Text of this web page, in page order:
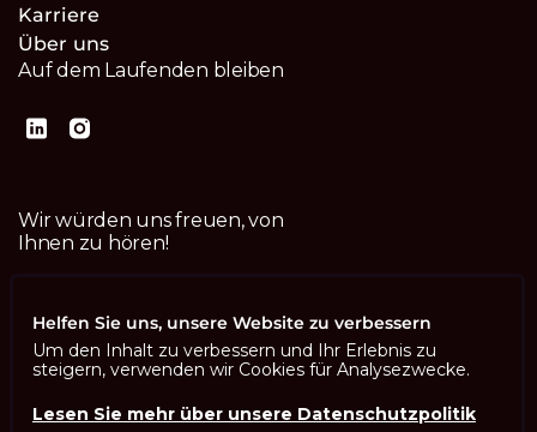
Karriere
Über uns
Auf dem Laufenden bleiben
Wir würden uns freuen, von
Ihnen zu hören!
Helfen Sie uns, unsere Website zu verbessern
Um den Inhalt zu verbessern und Ihr Erlebnis zu
steigern, verwenden wir Cookies für Analysezwecke.
Lesen Sie mehr über unsere Datenschutzpolitik